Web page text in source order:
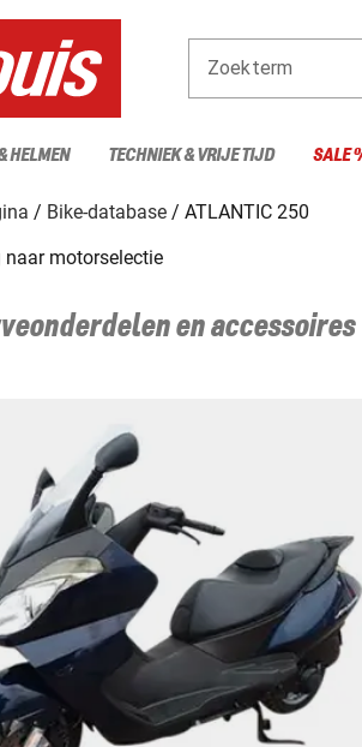
Zoekterm
HELMEN TECHNIEK & VRIJE TIJD SALE
Bike-database
ATLANTIC 250
naar motorselectie
en